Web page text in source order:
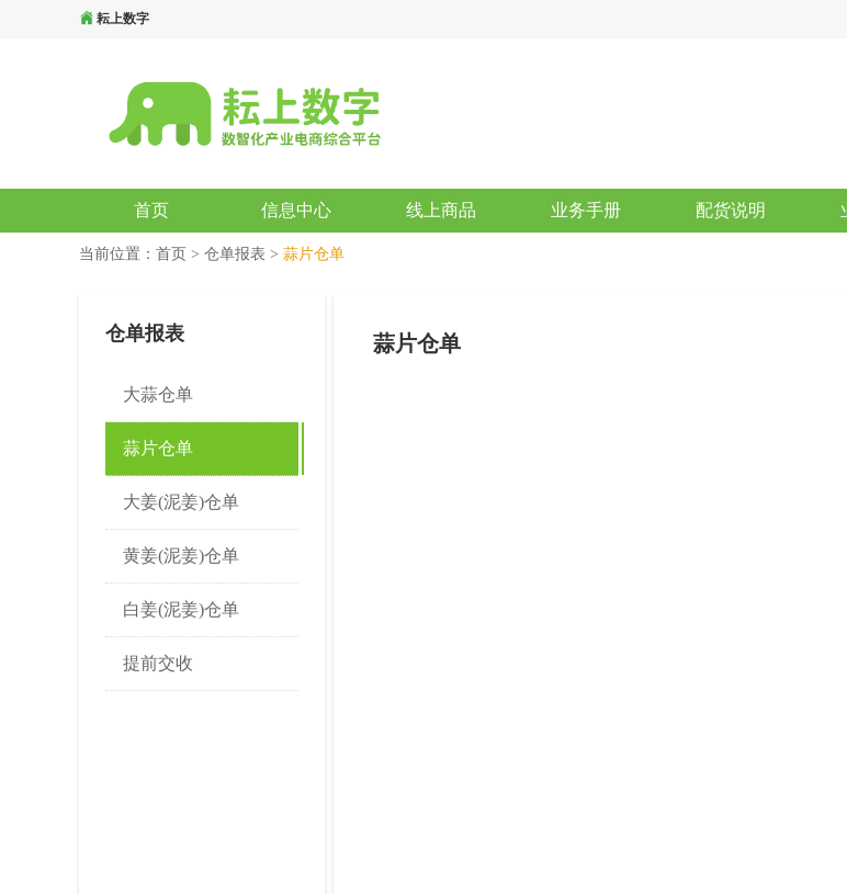
耘上数字
首页 信息中心 线上商品 业务手册 配货说明
当前位置： 首页 > 仓单报表 > 蒜片仓单
仓单报表
大蒜仓单
蒜片仓单
大姜(泥姜)仓单
黄姜(泥姜)仓单
白姜(泥姜)仓单
提前交收
蒜片仓单